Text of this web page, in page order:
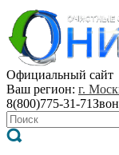
Официальный сайт
Ваш регион: г.
8(800)775-31-71